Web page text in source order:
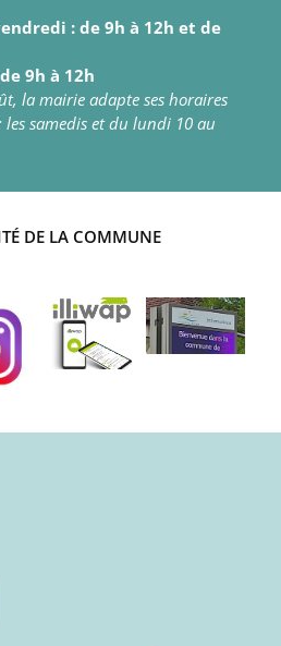
: de 9h à 12h et de
9h à 12h
la mairie adapte ses horaires
les samedis et du lundi 10 au
DE LA COMMUNE